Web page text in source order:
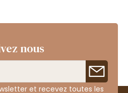
nous
et recevez toutes les